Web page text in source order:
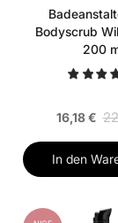
Bodyscrub
200
16,18 €
In den